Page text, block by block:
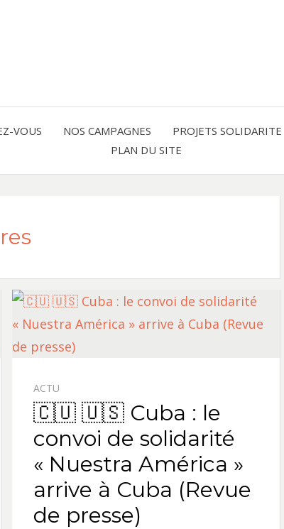
VOUS NOS CAMPAGNES PROJETS SOLIDARITE
PLAN DU SITE
ACTU
🇨🇺 🇺🇸 Cuba : le
convoi de solidarité
« Nuestra América »
arrive à Cuba (Revue
de presse)